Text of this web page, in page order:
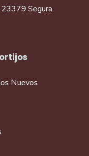
23379 Segura
Nuevos